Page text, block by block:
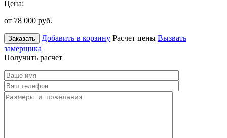
Цена:
от 78 000 руб.
Заказать Добавить в корзину Расчет цены Вызвать
замерщика
Получить расчет